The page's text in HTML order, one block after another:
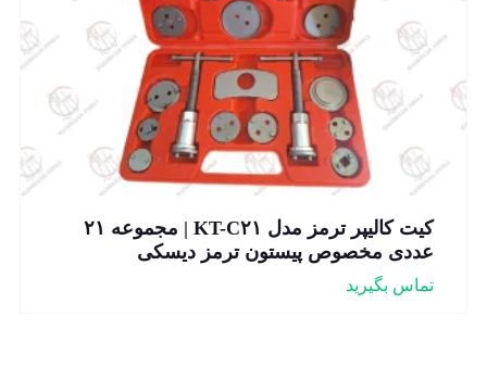
کیت کالیپر ترمز مدل KT-C۲۱ | مجموعه ۲۱
عددی مخصوص پیستون ترمز دیسکی
تماس بگیرید